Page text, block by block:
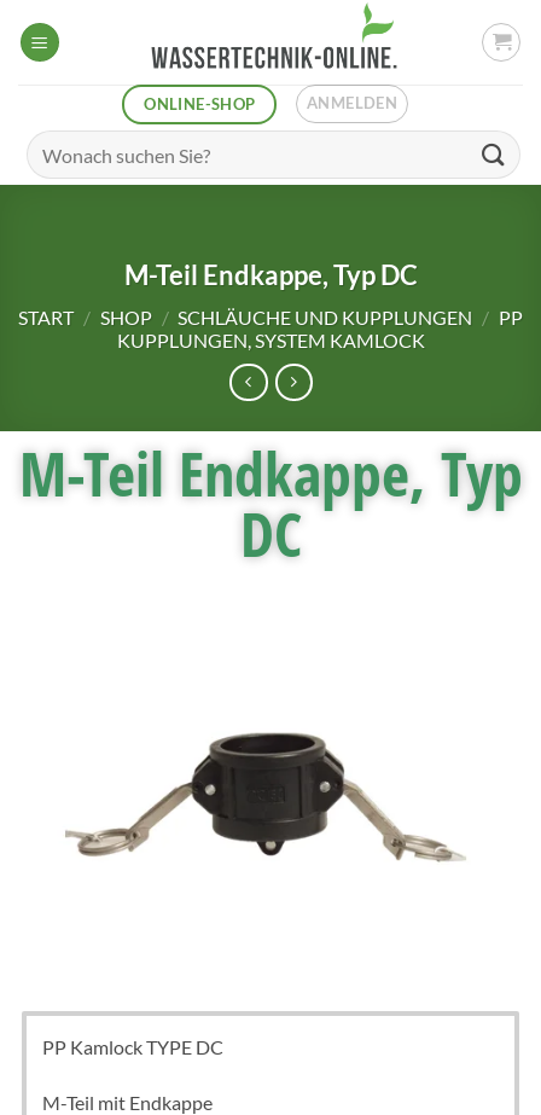
ONLINE-SHOP ANMELDEN
M-Teil Endkappe, Typ DC
START / SHOP / SCHLÄUCHE UND KUPPLUNGEN / PP
KUPPLUNGEN, SYSTEM KAMLOCK
M-Teil Endkappe, Typ
DC
PP Kamlock TYPE DC
M-Teil mit Endkappe